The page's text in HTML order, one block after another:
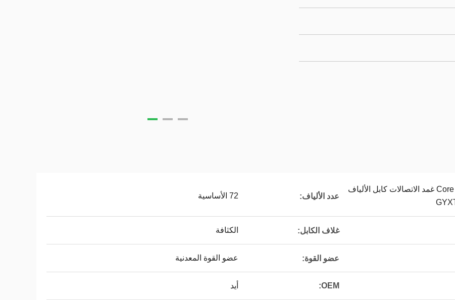
72 Core Figure-8 Steel PE غمد الاتصالات كابل الألياف
عدد الألياف: 72 الأساسية
غلاف الكابل: الكثافة
عضو القوة: عضو القوة المعدنية
OEM: أيد